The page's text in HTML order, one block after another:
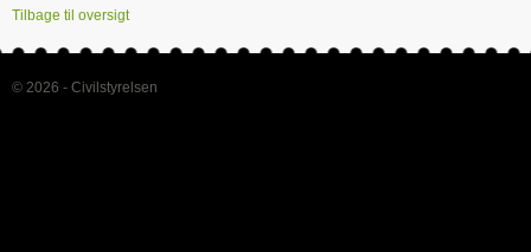
Tilbage til oversigt
© 2026 - Civilstyrelsen